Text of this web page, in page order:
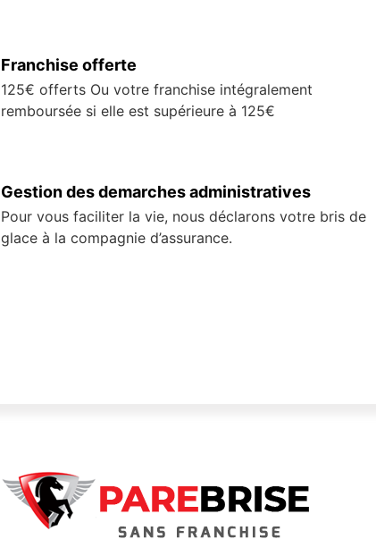
Franchise offerte
125€ offerts Ou votre franchise intégralement
remboursée si elle est supérieure à 125€
Gestion des demarches administratives
Pour vous faciliter la vie, nous déclarons votre bris de
glace à la compagnie d’assurance.